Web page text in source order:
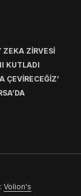
ZEKA ZİRVESİ
KUTLADI
ÇEVİRECEĞİZ’
Volion's